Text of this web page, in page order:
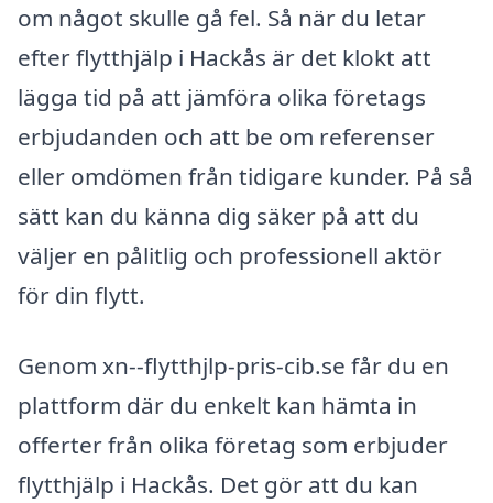
om något skulle gå fel. Så när du letar
efter flytthjälp i Hackås är det klokt att
lägga tid på att jämföra olika företags
erbjudanden och att be om referenser
eller omdömen från tidigare kunder. På så
sätt kan du känna dig säker på att du
väljer en pålitlig och professionell aktör
för din flytt.
Genom xn--flytthjlp-pris-cib.se får du en
plattform där du enkelt kan hämta in
offerter från olika företag som erbjuder
flytthjälp i Hackås. Det gör att du kan